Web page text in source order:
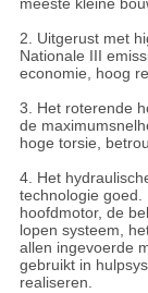
meeste kleine
2. Uitgerust met
Nationale III
economie, hoog
3. Het roterende
de
hoge torsie,
4. Het
technologie goed.
hoofdmotor, de
lopen systeem,
allen ingevoerde
gebruikt in
realiseren.